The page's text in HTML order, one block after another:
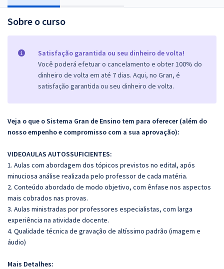
Sobre o curso
Satisfação garantida ou seu dinheiro de volta!
Você poderá efetuar o cancelamento e obter 100% do
dinheiro de volta em até 7 dias. Aqui, no Gran, é
satisfação garantida ou seu dinheiro de volta.
Veja o que o Sistema Gran de Ensino tem para oferecer (além do
nosso empenho e compromisso com a sua aprovação):
VIDEOAULAS AUTOSSUFICIENTES:
1. Aulas com abordagem dos tópicos previstos no edital, após
minuciosa análise realizada pelo professor de cada matéria.
2. Conteúdo abordado de modo objetivo, com ênfase nos aspectos
mais cobrados nas provas.
3. Aulas ministradas por professores especialistas, com larga
experiência na atividade docente.
4. Qualidade técnica de gravação de altíssimo padrão (imagem e
áudio)
Mais Detalhes: